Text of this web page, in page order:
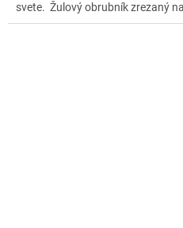
svete. Žulový obrubník zrezaný